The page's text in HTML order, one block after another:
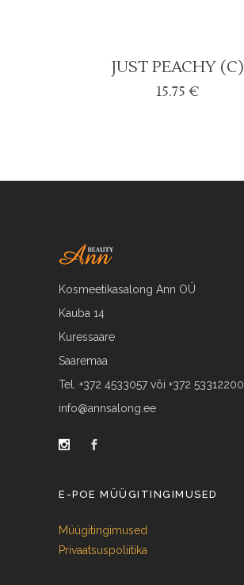
JUST PEACHY (C)
15.75 €
Kosmeetikasalong Ann OÜ
Kauba 14
Kuressaare
Saaremaa
Tel. +372 4533057 või +372 53312200
info@annsalong.ee
E-POE MÜÜGITINGIMUSED
Müügitingimused
Privaatsuspoliitika